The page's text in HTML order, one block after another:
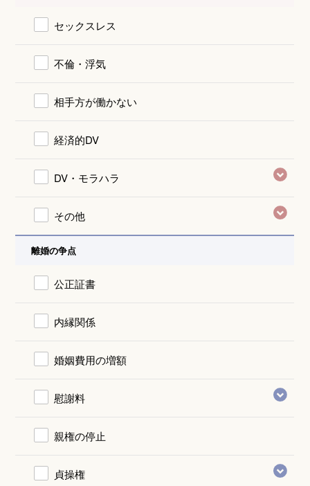
セックスレス
不倫・浮気
相手方が働かない
経済的DV
DV・モラハラ
その他
離婚の争点
公正証書
内縁関係
婚姻費用の増額
慰謝料
親権の停止
貞操権